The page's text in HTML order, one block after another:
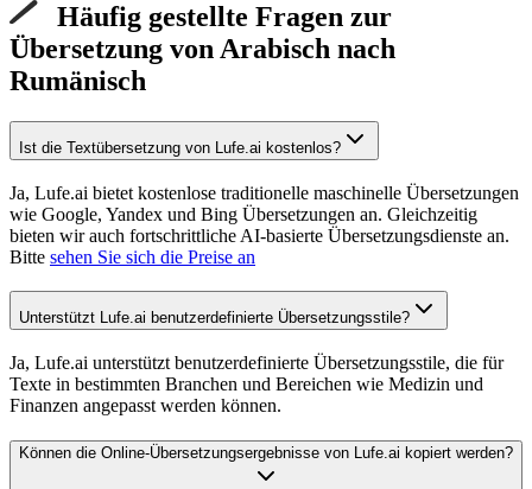
Häufig gestellte Fragen zur
Übersetzung von Arabisch nach
Rumänisch
Ist die Textübersetzung von Lufe.ai kostenlos?
Ja, Lufe.ai bietet kostenlose traditionelle maschinelle Übersetzungen
wie Google, Yandex und Bing Übersetzungen an. Gleichzeitig
bieten wir auch fortschrittliche AI-basierte Übersetzungsdienste an.
Bitte sehen Sie sich die Preise an
Unterstützt Lufe.ai benutzerdefinierte Übersetzungsstile?
Ja, Lufe.ai unterstützt benutzerdefinierte Übersetzungsstile, die für
Texte in bestimmten Branchen und Bereichen wie Medizin und
Finanzen angepasst werden können.
Können die Online-Übersetzungsergebnisse von Lufe.ai kopiert werden?